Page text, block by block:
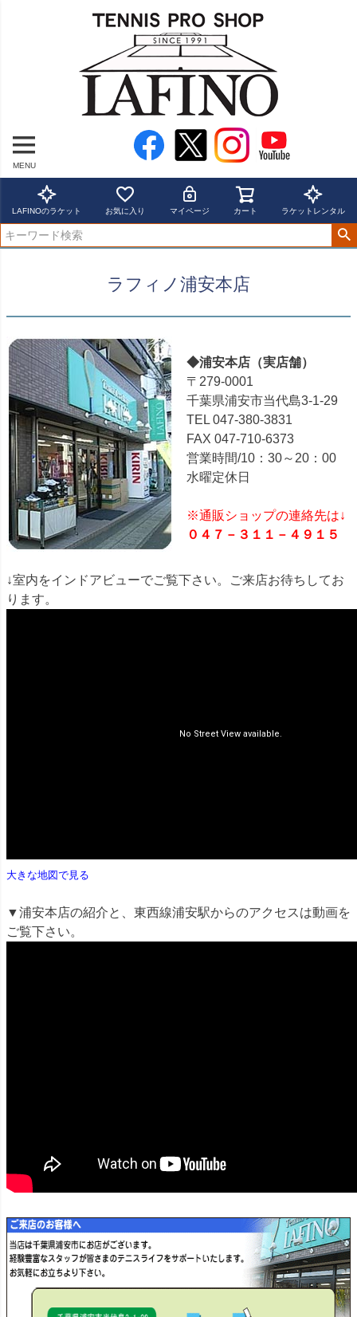
MENU
LAFINOのラケット お気に入り マイページ カート ラケットレンタル
ラフィノ浦安本店
◆浦安本店（実店舗）
〒279-0001
千葉県浦安市当代島3-1-29
TEL 047-380-3831
FAX 047-710-6373
営業時間/10：30～20：00
水曜定休日
※通販ショップの連絡先は↓
０４７－３１１－４９１５
↓室内をインドアビューでご覧下さい。ご来店お待ちしてお
ります。
大きな地図で見る
▼浦安本店の紹介と、東西線浦安駅からのアクセスは動画を
ご覧下さい。